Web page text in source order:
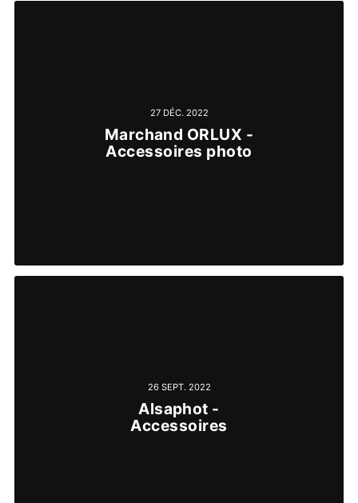
27 DÉC. 2022
Marchand ORLUX -
Accessoires photo
26 SEPT. 2022
Alsaphot -
Accessoires